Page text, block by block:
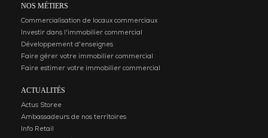
NOS MÉTIERS
Commercialisation de locaux commerciaux
Investir dans l'immobilier commercial
Développement d'enseignes
Faire gérer votre immobilier commercial
Faire estimer votre immobilier commercial
ACTUALITÉS
Actus Storee
Ambassadeurs de nos territoires
Info Retail